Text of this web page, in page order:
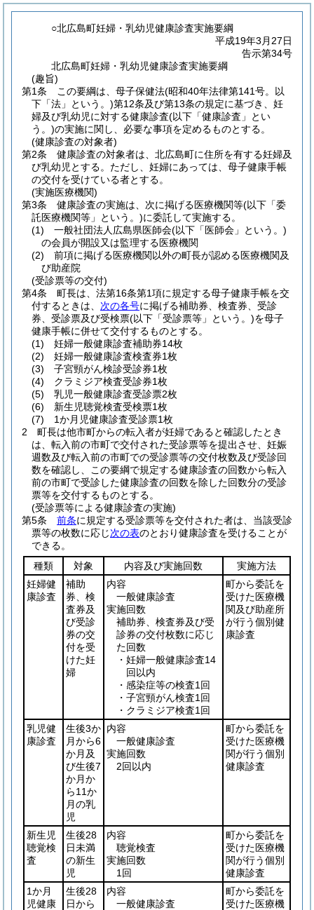
○北広島町妊婦・乳幼児健康診査実施要綱
平成19年3月27日
告示第34号
北広島町妊婦・乳幼児健康診査実施要綱
(趣旨)
第1条
この要綱は、母子保健法(昭和40年法律第141号。以
下「法」という。)第12条及び第13条の規定に基づき、妊
婦及び乳幼児に対する健康診査(以下「健康診査」とい
う。)の実施に関し、必要な事項を定めるものとする。
(健康診査の対象者)
第2条
健康診査の対象者は、北広島町に住所を有する妊婦及
び乳幼児とする。 ただし、妊婦にあっては、母子健康手帳
の交付を受けている者とする。
(実施医療機関)
第3条
健康診査の実施は、次に掲げる医療機関等(以下「委
託医療機関等」という。)に委託して実施する。
(1)
一般社団法人広島県医師会(以下「医師会」という。)
の会員が開設又は監理する医療機関
(2)
前項に掲げる医療機関以外の町長が認める医療機関及
び助産院
(受診票等の交付)
第4条
町長は、法第16条第1項に規定する母子健康手帳を交
付するときは、 次の各号に掲げる補助券、検査券、受診
券、受診票及び受検票(以下「受診票等」という。)を母子
健康手帳に併せて交付するものとする。
(1)
妊婦一般健康診査補助券14枚
(2)
妊婦一般健康診査検査券1枚
(3)
子宮頸がん検診受診券1枚
(4)
クラミジア検査受診券1枚
(5)
乳児一般健康診査受診票2枚
(6)
新生児聴覚検査受検票1枚
(7)
1か月児健康診査受診票1枚
2
町長は他市町からの転入者が妊婦であると確認したとき
は、転入前の市町で交付された受診票等を提出させ、妊娠
週数及び転入前の市町での受診票等の交付枚数及び受診回
数を確認し、この要綱で規定する健康診査の回数から転入
前の市町で受診した健康診査の回数を除した回数分の受診
票等を交付するものとする。
(受診票等による健康診査の実施)
第5条
前条に規定する受診票等を交付された者は、当該受診
票等の枚数に応じ次の表のとおり健康診査を受けることが
できる。
種類
対象 内容及び実施回数
実施方法
妊婦健
康診査
補助
券、検
査券及
び受診
券の交
付を受
けた妊
婦
内容
一般健康診査
実施回数
補助券、検査券及び受
診券の交付枚数に応じ
た回数
・妊婦一般健康診査14
回以内
・感染症等の検査1回
・子宮頸がん検査1回
・クラミジア検査1回
町から委託を
受けた医療機
関及び助産所
が行う個別健
康診査
乳児健
康診査
生後3か
月から6
か月及
び生後7
か月か
ら11か
月の乳
児
内容
一般健康診査
実施回数
2回以内
町から委託を
受けた医療機
関が行う個別
健康診査
新生児
聴覚検
査
生後28
日未満
の新生
児
内容
聴覚検査
実施回数
1回
町から委託を
受けた医療機
関が行う個別
健康診査
1か月
児健康
生後28
日から
内容
一般健康診査
町から委託を
受けた医療機